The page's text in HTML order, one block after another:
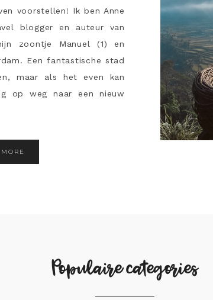
voorstellen! Ik ben Anne
blogger en auteur van
zoontje Manuel (1) en
Een fantastische stad
maar als het even kan
op weg naar een nieuw
Populaire categories